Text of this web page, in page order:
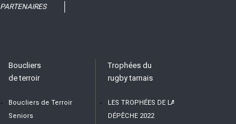
PARTENAIRES
Boucliers
de terroir
Boucliers de Terroir
Seniors
Trophées du
rugby tarnais
LES TROPHÉES DE LA
DÉPÊCHE 2022